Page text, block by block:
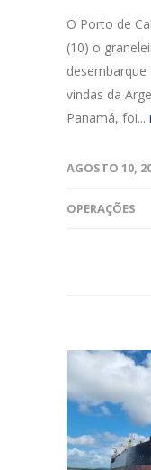
O Porto de
(10) o
vindas da
Panamá, foi...
AGOSTO 10,
OPERAÇÕES